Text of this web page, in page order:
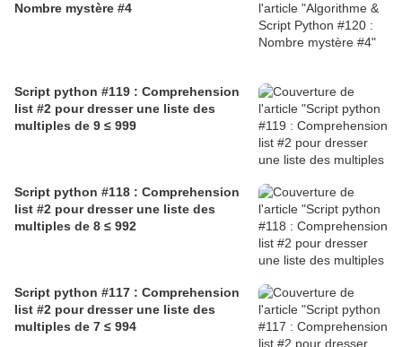
Nombre mystère #4
Script python #119 : Comprehension
list #2 pour dresser une liste des
multiples de 9 ≤ 999
Script python #118 : Comprehension
list #2 pour dresser une liste des
multiples de 8 ≤ 992
Script python #117 : Comprehension
list #2 pour dresser une liste des
multiples de 7 ≤ 994